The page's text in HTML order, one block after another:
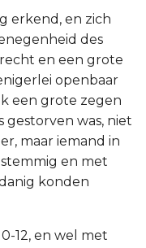
erkend, en zich
des
en een grote
openbaar
een grote zegen
gestorven was, niet
maar iemand in
en met
konden
12, en wel met